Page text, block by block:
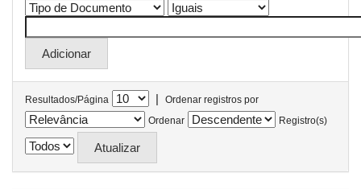
Resultados/Página |
Ordenar registros por
Ordenar
Registro(s)